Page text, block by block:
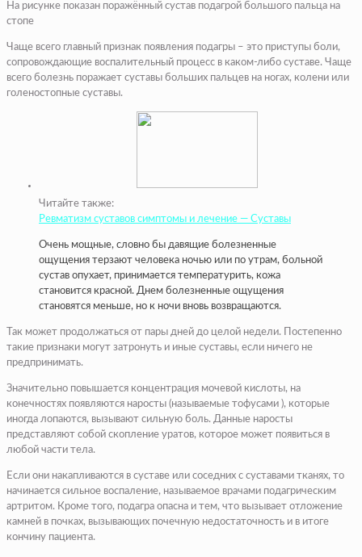
На рисунке показан поражённый сустав подагрой большого пальца на
стопе
Чаще всего главный признак появления подагры – это приступы боли,
сопровождающие воспалительный процесс в каком-либо суставе. Чаще
всего болезнь поражает суставы больших пальцев на ногах, колени или
голеностопные суставы.
Читайте также:
Ревматизм суставов симптомы и лечение — Суставы
Очень мощные, словно бы давящие болезненные
ощущения терзают человека ночью или по утрам, больной
сустав опухает, принимается температурить, кожа
становится красной. Днем болезненные ощущения
становятся меньше, но к ночи вновь возвращаются.
Так может продолжаться от пары дней до целой недели. Постепенно
такие признаки могут затронуть и иные суставы, если ничего не
предпринимать.
Значительно повышается концентрация мочевой кислоты, на
конечностях появляются наросты (называемые тофусами ), которые
иногда лопаются, вызывают сильную боль. Данные наросты
представляют собой скопление уратов, которое может появиться в
любой части тела.
Если они накапливаются в суставе или соседних с суставами тканях, то
начинается сильное воспаление, называемое врачами подагрическим
артритом. Кроме того, подагра опасна и тем, что вызывает отложение
камней в почках, вызывающих почечную недостаточность и в итоге
кончину пациента.